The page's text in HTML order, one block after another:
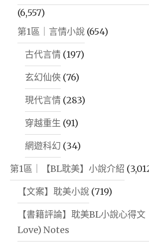
(6,557)
第1區｜言情小說 (654)
古代言情 (197)
玄幻仙俠 (76)
現代言情 (283)
穿越重生 (91)
網遊科幻 (34)
第1區｜【BL耽美】小說介紹
【文案】耽美小說 (719)
【書籍評論】耽美BL小說心得
Love) Notes